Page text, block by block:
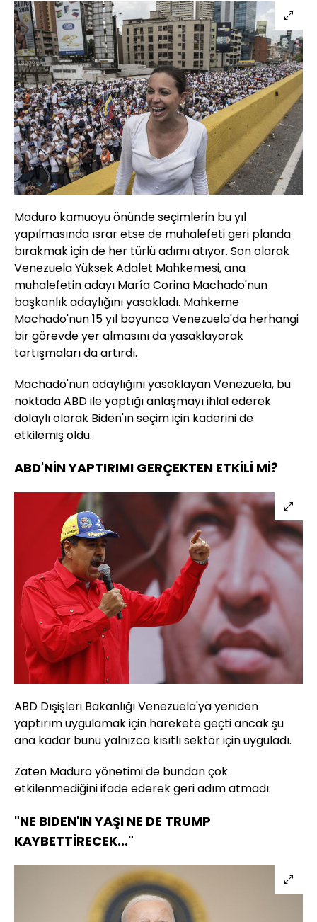
Maduro kamuoyu önünde seçimlerin bu yıl
yapılmasında ısrar etse de muhalefeti geri planda
bırakmak için de her türlü adımı atıyor. Son olarak
Venezuela Yüksek Adalet Mahkemesi, ana
muhalefetin adayı María Corina Machado'nun
başkanlık adaylığını yasakladı. Mahkeme
Machado'nun 15 yıl boyunca Venezuela'da herhangi
bir görevde yer almasını da yasaklayarak
tartışmaları da artırdı.
Machado'nun adaylığını yasaklayan Venezuela, bu
noktada ABD ile yaptığı anlaşmayı ihlal ederek
dolaylı olarak Biden'ın seçim için kaderini de
etkilemiş oldu.
ABD'NİN YAPTIRIMI GERÇEKTEN ETKİLİ Mİ?
ABD Dışişleri Bakanlığı Venezuela'ya yeniden
yaptırım uygulamak için harekete geçti ancak şu
ana kadar bunu yalnızca kısıtlı sektör için uyguladı.
Zaten Maduro yönetimi de bundan çok
etkilenmediğini ifade ederek geri adım atmadı.
"NE BIDEN'IN YAŞI NE DE TRUMP
KAYBETTİRECEK..."